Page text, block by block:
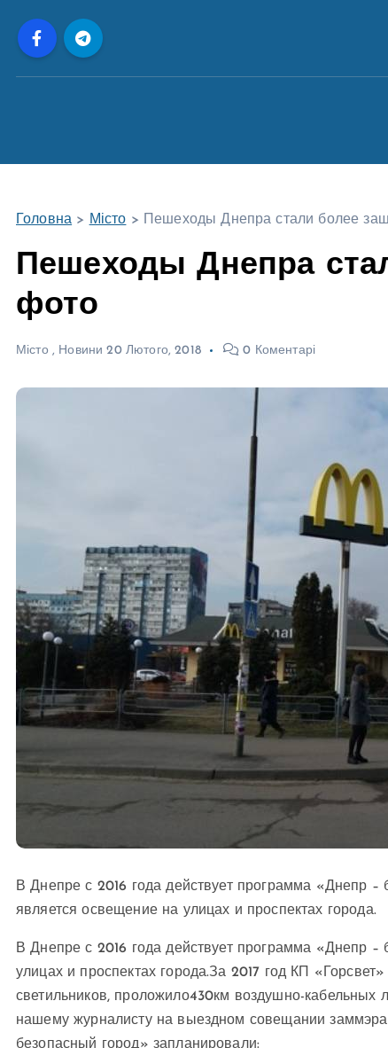
Головна > Місто > Пешеходы Днепра стали более
Пешеходы Днепра
фото
Місто, Новини 20 Лютого, 2018 0 Коментарі
В Днепре с 2016 года действует программа «Днепр
является освещение на улицах и проспектах города.
В Днепре с 2016 года действует программа «Днепр
улицах и проспектах города.За 2017 год КП
светильников, проложило430км воздушно-кабельных
нашему журналисту на выездном совещании
безопасный город» запланировали: